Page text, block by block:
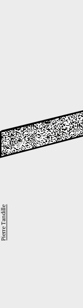
Pierre Tandille